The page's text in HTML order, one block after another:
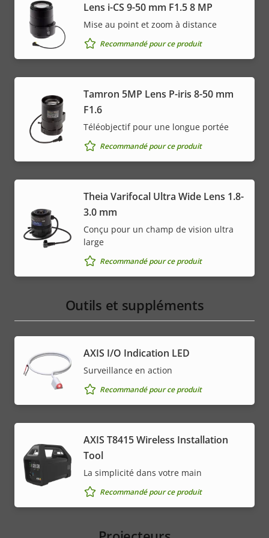
Lens i-CS 9-50 mm F1.5 8 MP
Mise au point et zoom à distance
Recommandé pour ce produit
Tamron 5MP Lens P-iris 8-50 mm
F1.6
Téléobjectif pour une longue portée
Recommandé pour ce produit
Theia Varifocal Ultra Wide Lens 1.8-
3.0 mm
Conçu pour un champ de vision ultra
large
Recommandé pour ce produit
Outils et suppléments
AXIS I/O Indication LED
Surveillance en action
Recommandé pour ce produit
AXIS T8415 Wireless Installation
Tool
La simplicité dans votre main
Recommandé pour ce produit